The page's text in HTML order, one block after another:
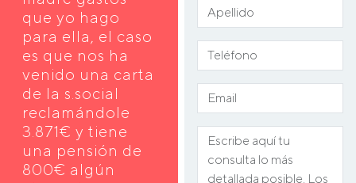
que yo hago
para ella, el caso
es que nos ha
venido una carta
de la s.social
reclamándole
3.871€ y tiene
una pensión de
800€ algún